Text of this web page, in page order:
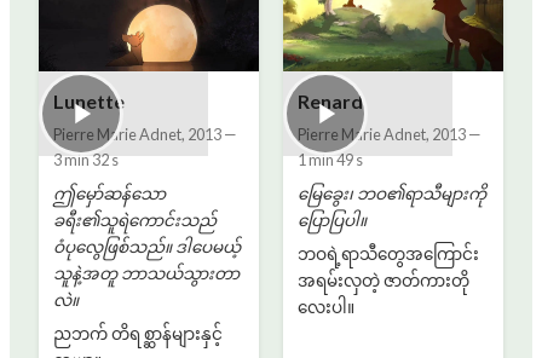
Lunette
Pierre Marie Adnet, 2013—
3 min 32 s
ဤမှော်ဆန်သော
ခရီး၏သူရဲကောင်းသည်
ဝံပုလွေဖြစ်သည်။ ဒါပေမယ့်
သူနဲ့အတူ ဘာသယ်သွားတာ
လဲ။
ညဘက် တိရစ္ဆာန်များနှင့်
Renard
Pierre Marie Adnet, 2013—
1 min 49 s
မြေခွေး၊ ဘဝ၏ရာသီများကို
ပြောပြပါ။
ဘဝရဲ့ရာသီတွေအကြောင်း
အရမ်းလှတဲ့ ဇာတ်ကားတို
လေးပါ။